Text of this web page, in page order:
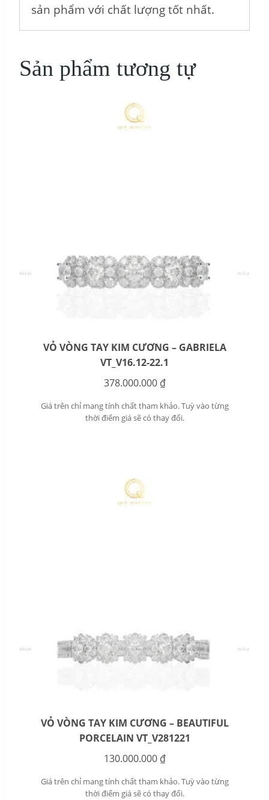
sản phẩm với chất lượng tốt nhất.
Sản phẩm tương tự
VỎ VÒNG TAY KIM CƯƠNG – GABRIELA
VT_V16.12-22.1
378.000.000 ₫
Giá trên chỉ mang tính chất tham khảo. Tuỳ vào từng
thời điểm giá sẽ có thay đổi.
VỎ VÒNG TAY KIM CƯƠNG – BEAUTIFUL
PORCELAIN VT_V281221
130.000.000 ₫
Giá trên chỉ mang tính chất tham khảo. Tuỳ vào từng
thời điểm giá sẽ có thay đổi.